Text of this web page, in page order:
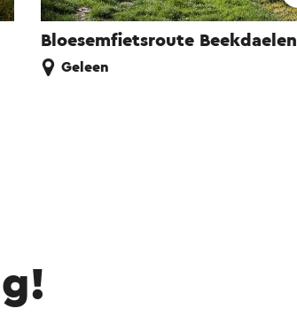
Bloesemfietsroute Beekdaelen
Geleen